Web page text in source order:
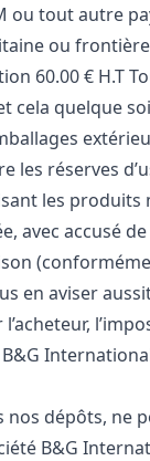
tout autre
ou
60.00 € H.T
cela quelque
les réserves
les produits
avec accusé
en aviser
nos dépôts, ne
B&G